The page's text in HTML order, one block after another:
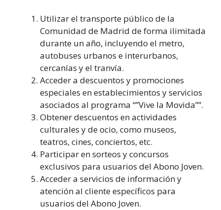
Utilizar el transporte público de la
Comunidad de Madrid de forma ilimitada
durante un año, incluyendo el metro,
autobuses urbanos e interurbanos,
cercanías y el tranvía.
Acceder a descuentos y promociones
especiales en establecimientos y servicios
asociados al programa “”Vive la Movida””.
Obtener descuentos en actividades
culturales y de ocio, como museos,
teatros, cines, conciertos, etc.
Participar en sorteos y concursos
exclusivos para usuarios del Abono Joven.
Acceder a servicios de información y
atención al cliente específicos para
usuarios del Abono Joven.